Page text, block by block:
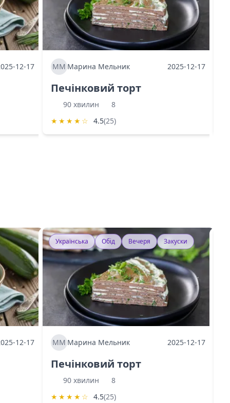
12-17 МММарина Мельник 2025-12-17
Печінковий торт
90 хвилин
8
★ ★ ★ ★ ☆ 4.5(25)
12-17
Українська Обід Вечеря Закуски
МММарина Мельник 2025-12-17
Печінковий торт
90 хвилин
8
★ ★ ★ ★ ☆ 4.5(25)